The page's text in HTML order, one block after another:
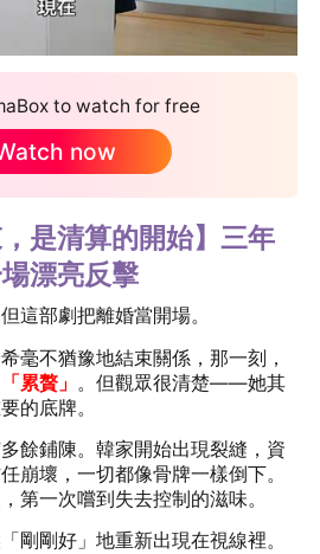
to watch for free
now
，是清算的開始】三年
漂亮反擊
這部劇把離婚當開場。
毫不猶豫地結束關係，那一刻，
累贅」 。但觀眾很清楚——她其
的底牌。
餘鋪陳。韓家開始出現裂縫，資
崩壞，一切都像骨牌一樣倒下。
第一次嚐到失去控制的滋味。
剛剛好」地重新出現在視線裡。